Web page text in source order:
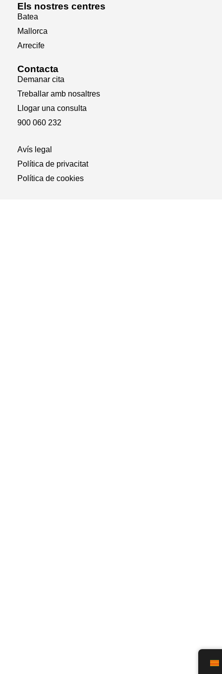
Els nostres centres
Batea
Mallorca
Arrecife
Contacta
Demanar cita
Treballar amb nosaltres
Llogar una consulta
900 060 232
Avís legal
Política de privacitat
Política de cookies